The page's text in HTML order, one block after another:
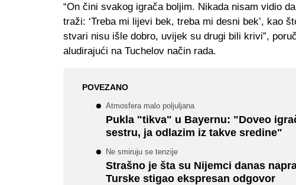
“On čini svakog igrača boljim. Nikada nisam vidio
traži: ‘Treba mi lijevi bek, treba mi desni bek’, kao
stvari nisu išle dobro, uvijek su drugi bili krivi”,
aludirajući na Tuchelov način rada.
POVEZANO
Atmosfera malo poljuljana
Pukla "tikva" u Bayernu: "Doveo
sestru, ja odlazim iz takve sredine"
Ne smiruju se tenzije
Strašno je šta su Nijemci danas
Turske stigao ekspresan odgovor